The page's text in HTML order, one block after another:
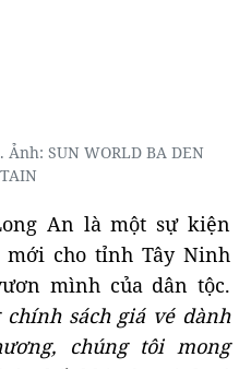
Ảnh: SUN WORLD BA DEN
An là một sự kiện
cho tỉnh Tây Ninh
mình của dân tộc.
chính sách giá vé dành
chúng tôi mong